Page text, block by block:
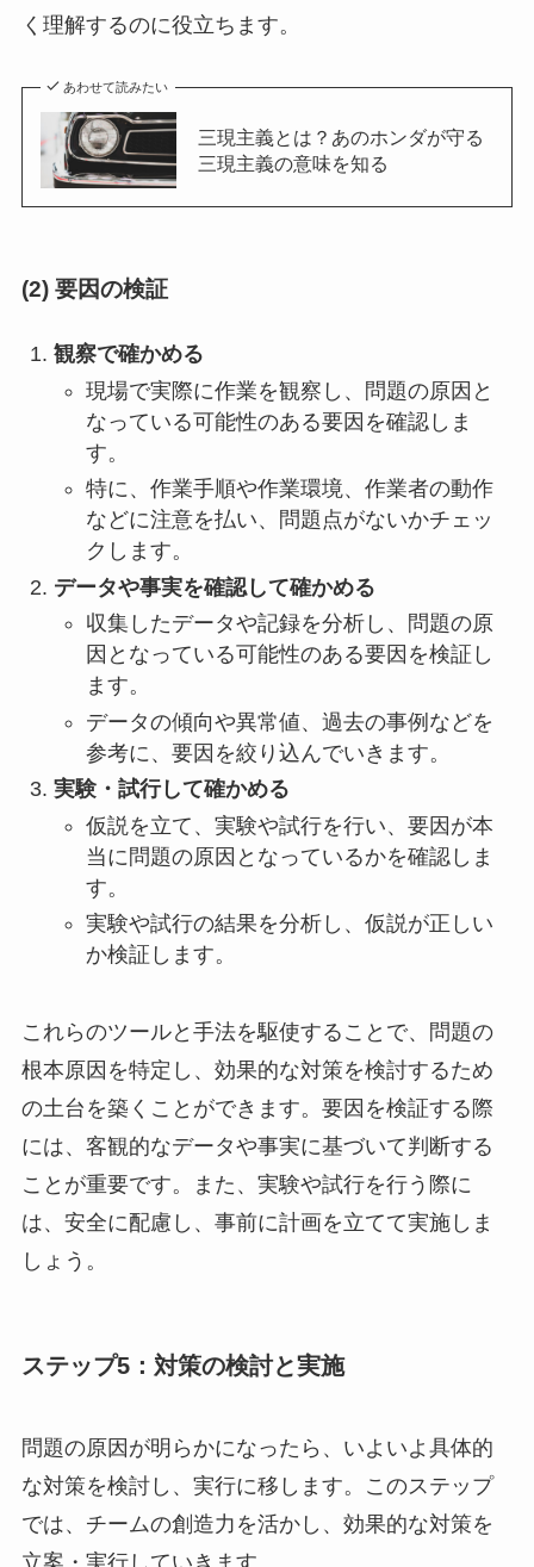
く理解するのに役立ちます。
あわせて読みたい
三現主義とは？あのホンダが守る
三現主義の意味を知る
(2) 要因の検証
観察で確かめる
現場で実際に作業を観察し、問題の原因と
なっている可能性のある要因を確認しま
す。
特に、作業手順や作業環境、作業者の動作
などに注意を払い、問題点がないかチェッ
クします。
データや事実を確認して確かめる
収集したデータや記録を分析し、問題の原
因となっている可能性のある要因を検証し
ます。
データの傾向や異常値、過去の事例などを
参考に、要因を絞り込んでいきます。
実験・試行して確かめる
仮説を立て、実験や試行を行い、要因が本
当に問題の原因となっているかを確認しま
す。
実験や試行の結果を分析し、仮説が正しい
か検証します。
これらのツールと手法を駆使することで、問題の
根本原因を特定し、効果的な対策を検討するため
の土台を築くことができます。要因を検証する際
には、客観的なデータや事実に基づいて判断する
ことが重要です。また、実験や試行を行う際に
は、安全に配慮し、事前に計画を立てて実施しま
しょう。
ステップ5：対策の検討と実施
問題の原因が明らかになったら、いよいよ具体的
な対策を検討し、実行に移します。このステップ
では、チームの創造力を活かし、効果的な対策を